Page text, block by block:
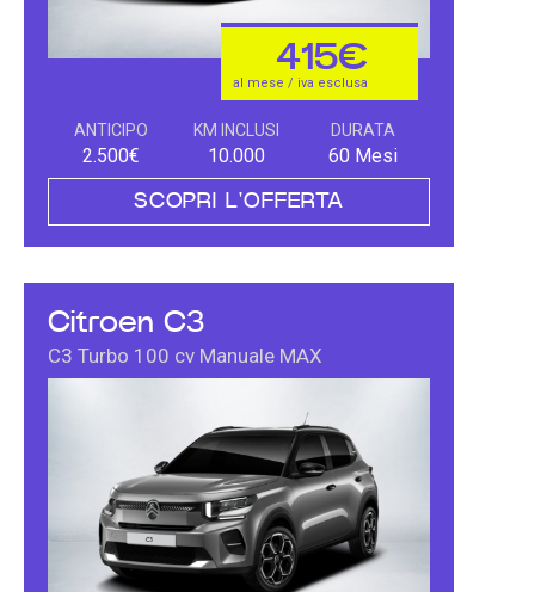
415€
al mese / iva esclusa
ANTICIPO
2.500€
KM INCLUSI
10.000
DURATA
60 Mesi
SCOPRI L'OFFERTA
Citroen C3
C3 Turbo 100 cv Manuale MAX